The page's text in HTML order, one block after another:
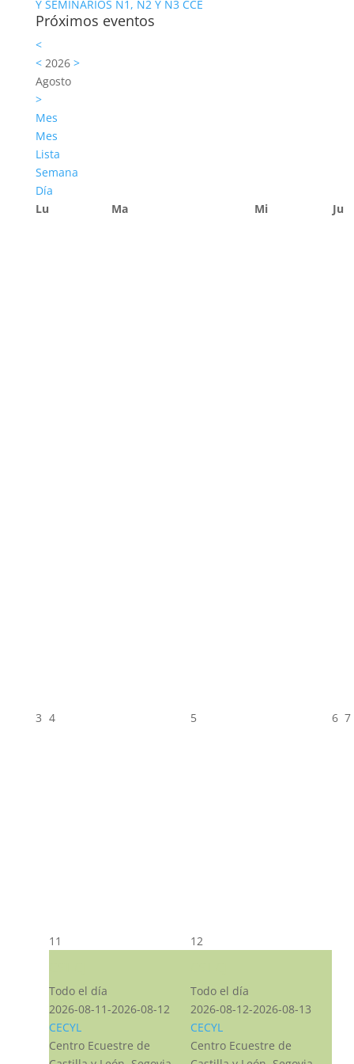
Y SEMINARIOS N1, N2 Y N3 CCE
Próximos eventos
<
<2026 >
Agosto
>
Mes
Mes
Lista
Semana
Día
Lu
Ma Mi Ju
3 4 5 6 7
11
Todo el día
2026-08-11-2026-08-12
CECYL
Centro Ecuestre de
12
Todo el día
2026-08-12-2026-08-13
CECYL
Centro Ecuestre de